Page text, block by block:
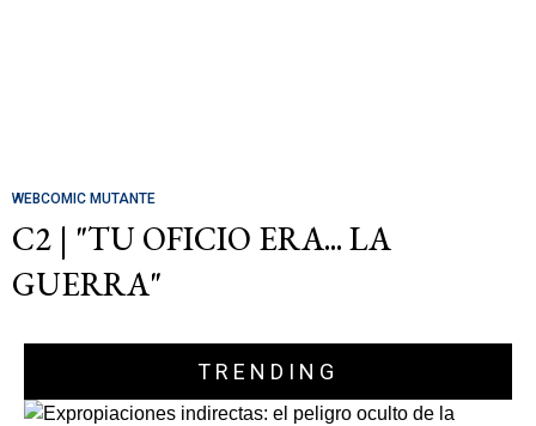
WEBCOMIC MUTANTE
C2 | "TU OFICIO ERA... LA
GUERRA"
TRENDING